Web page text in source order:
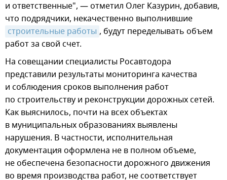
и ответственные", — отметил Олег Казурин, добавив,
что подрядчики, некачественно выполнившие
строительные работы , будут переделывать объем
работ за свой счет.
На совещании специалисты Росавтодора
представили результаты мониторинга качества
и соблюдения сроков выполнения работ
по строительству и реконструкции дорожных сетей.
Как выяснилось, почти на всех объектах
в муниципальных образованиях выявлены
нарушения. В частности, исполнительная
документация оформлена не в полном объеме,
не обеспечена безопасности дорожного движения
во время производства работ, не соответствует